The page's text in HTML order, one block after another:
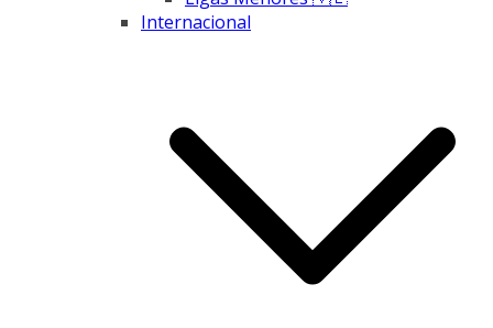
Internacional